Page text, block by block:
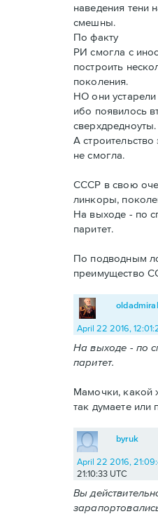
наведения тени
смешны.
По факту
РИ смогла с
построить
поколения.
НО они
ибо появилось
сверхдредноуты.
А
не смогла.
СССР в свою
линкоры,
На выходе - по
паритет.
По подводным
преимущество
oldadmiral
April 22 2016,
На выходе - по
паритет.
Мамочки, какой
так думаете или
byruk
April 22 2016,
21:10:33 UTC
Вы